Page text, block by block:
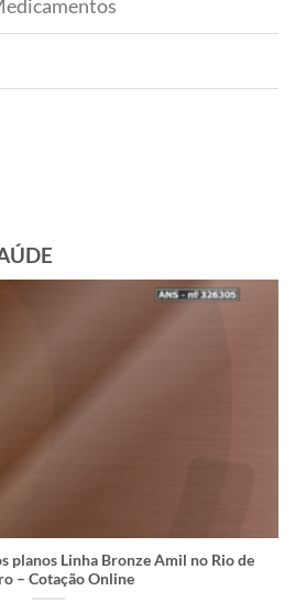
planos Linha Bronze Amil no Rio de
– Cotação Online